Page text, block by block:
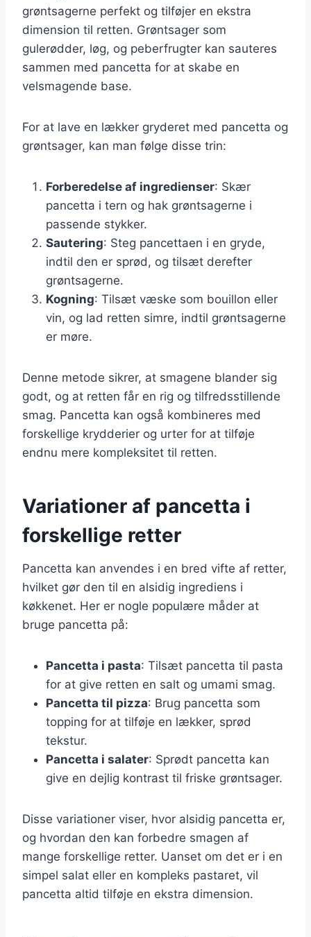
grøntsagerne perfekt og tilføjer en ekstra
dimension til retten. Grøntsager som
gulerødder, løg, og peberfrugter kan sauteres
sammen med pancetta for at skabe en
velsmagende base.
For at lave en lækker gryderet med pancetta og
grøntsager, kan man følge disse trin:
Forberedelse af ingredienser: Skær
pancetta i tern og hak grøntsagerne i
passende stykker.
Sautering: Steg pancettaen i en gryde,
indtil den er sprød, og tilsæt derefter
grøntsagerne.
Kogning: Tilsæt væske som bouillon eller
vin, og lad retten simre, indtil grøntsagerne
er møre.
Denne metode sikrer, at smagene blander sig
godt, og at retten får en rig og tilfredsstillende
smag. Pancetta kan også kombineres med
forskellige krydderier og urter for at tilføje
endnu mere kompleksitet til retten.
Variationer af pancetta i
forskellige retter
Pancetta kan anvendes i en bred vifte af retter,
hvilket gør den til en alsidig ingrediens i
køkkenet. Her er nogle populære måder at
bruge pancetta på:
Pancetta i pasta: Tilsæt pancetta til pasta
for at give retten en salt og umami smag.
Pancetta til pizza: Brug pancetta som
topping for at tilføje en lækker, sprød
tekstur.
Pancetta i salater: Sprødt pancetta kan
give en dejlig kontrast til friske grøntsager.
Disse variationer viser, hvor alsidig pancetta er,
og hvordan den kan forbedre smagen af
mange forskellige retter. Uanset om det er i en
simpel salat eller en kompleks pastaret, vil
pancetta altid tilføje en ekstra dimension.